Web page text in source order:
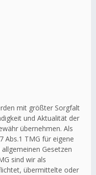
mit größter Sorgfalt
und Aktualität der
übernehmen. Als
Abs.1 TMG für eigene
Gesetzen
sind wir als
übermittelte oder